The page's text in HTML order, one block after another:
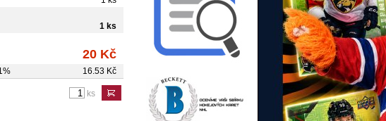
1 ks
20 Kč
16.53 Kč
ks